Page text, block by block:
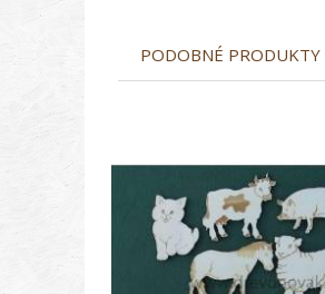
PODOBNÉ PRODUKTY